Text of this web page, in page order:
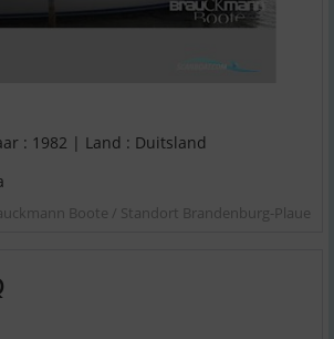
: 1982 | Land : Duitsland
Boote / Standort Brandenburg-Plaue